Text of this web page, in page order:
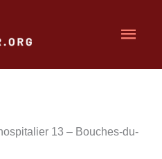
13 – Bouches-du-